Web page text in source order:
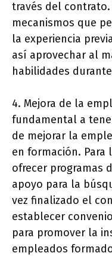
través del
mecanismos que
la experiencia
así aprovechar al
habilidades
4. Mejora de la
fundamental a
de mejorar la
en formación. Para
ofrecer programas
apoyo para la
vez finalizado el
establecer
para promover la
empleados